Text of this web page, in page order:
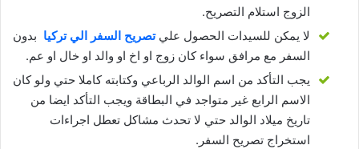
الزوج استلام التصريح.
لا يمكن للسيدات الحصول عليتصريح السفر الي تركيا بدون
السفر مع مرافق سواء كان زوج او اخ او والد او خال او عم.
يجب التأكد من اسم الوالد الرباعي وكتابته كاملا حتي ولو كان
الاسم الرابع غير متواجد في البطاقة ويجب التأكد ايضا من
تاريخ ميلاد الوالد حتي لا تحدث مشاكل تعطل اجراءات
استخراج تصريح السفر.